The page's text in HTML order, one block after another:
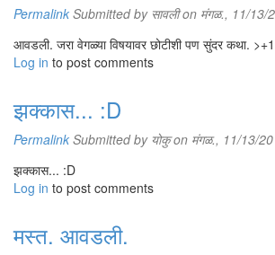
Permalink Submitted by सावलीon मंगळ., 11/13/
आवडली. जरा वेगळ्या विषयावर छोटीशी पण सुंदर कथा. >+1
Log in to post comments
झक्कास... :D
Permalink Submitted by योकुon मंगळ., 11/13/
झक्कास... :D
Log in to post comments
मस्त. आवडली.